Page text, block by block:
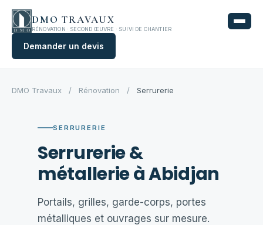
contenu
DMOTRAVAUX
RÉNOVATION · SECOND ŒUVRE · SUIVI DE CHANTIER
Demander un devis
DMO Travaux / Rénovation / Serrurerie
SERRURERIE
Serrurerie &
métallerie à Abidjan
Portails, grilles, garde-corps, portes
métalliques et ouvrages sur mesure.